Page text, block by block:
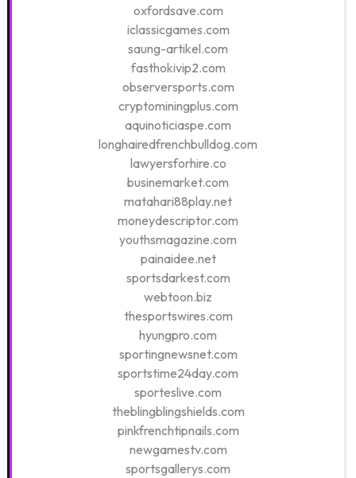
oxfordsave.com
iclassicgames.com
saung-artikel.com
fasthokivip2.com
observersports.com
cryptominingplus.com
aquinoticiaspe.com
longhairedfrenchbulldog.com
lawyersforhire.co
businemarket.com
matahari88play.net
moneydescriptor.com
youthsmagazine.com
painaidee.net
sportsdarkest.com
webtoon.biz
thesportswires.com
hyungpro.com
sportingnewsnet.com
sportstime24day.com
sporteslive.com
theblingblingshields.com
pinkfrenchtipnails.com
newgamestv.com
sportsgallerys.com